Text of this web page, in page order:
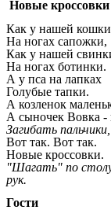
Новые кроссовки
Как у нашей кошки
На ногах сапожки,
Как у нашей
На ногах ботинки.
А у пса на лапках
Голубые тапки.
А козленок
А сыночек Вовка -
Загибать
Вот так. Вот так.
Новые кроссовки.
"Шагать" по
рук.
Гости